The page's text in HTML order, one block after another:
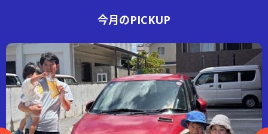
今月のPICKUP